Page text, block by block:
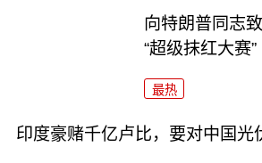
向特朗普同志
“超级抹红大赛”
最热
印度豪赌千亿卢比，要对中国光